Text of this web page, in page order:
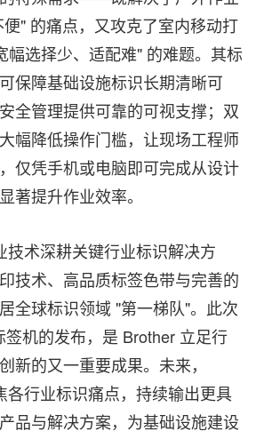
" 的痛点，又攻克了室内移动打
幅选择少、适配难" 的难题。其标
保障基础设施标识长期清晰可
全管理提供可靠的可视支撑；双
幅降低操作门槛，让现场工程师
仅凭手机或电脑即可完成从设计
著提升作业效率。
技术深耕关键行业标识解决方
技术、高品质标签色带与完善的
全球标识领域 "第一梯队"。此次
签机的发布，是 Brother 立足行
新的又一重要成果。未来，
各行业标识痛点，持续输出更具
品与解决方案，为基础设施建设